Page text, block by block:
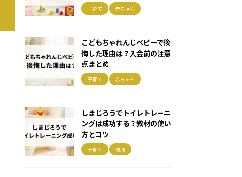
子育て 赤ちゃん
こどもちゃれんじベビーで後
悔した理由は？入会前の注意
点まとめ
子育て 赤ちゃん
しまじろうでトイレトレーニ
ングは成功する？教材の使い
方とコツ
子育て 幼児